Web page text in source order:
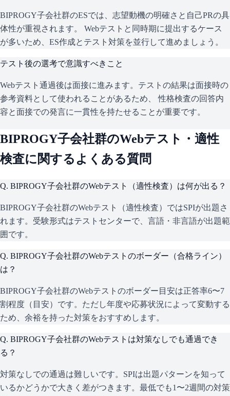
BIPROGY子会社群のESでは、志望動機の明確さと自己PRの具
体性が重視されます。 Webテストと同時期に提出するケース
が多いため、ES作成とテスト対策を並行して進めましょう。
テスト後の選考で意識すべきこと
Webテスト通過後は面接に進みます。テストの結果は面接時の
参考資料として使われることがあるため、 性格検査の回答内
容と面接での発言に一貫性を持たせることが重要です。
BIPROGY子会社群のWebテスト・適性
検査に関するよくある質問
Q. BIPROGY子会社群のWebテスト（適性検査）は何が出る？
BIPROGY子会社群のWebテスト（適性検査）ではSPIが出題さ
れます。受験形式はテストセンターで、言語・非言語が出題範
囲です。
Q. BIPROGY子会社群のWebテストのボーダー（合格ライン）
は？
BIPROGY子会社群のWebテストのボーダー目安は正答率6〜7
割程度（目安）です。ただし年度や応募状況によって変動する
ため、余裕を持った対策をおすすめします。
Q. BIPROGY子会社群のWebテストは対策なしでも通過でき
る？
対策なしでの通過は難しいです。SPIは出題パターンを知って
いるかどうかで大きく差がつきます。最低でも1〜2週間の対策